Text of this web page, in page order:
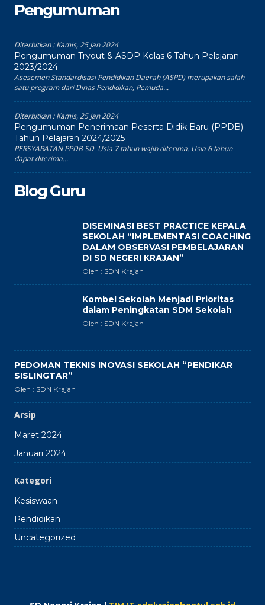
Pengumuman
Diterbitkan :Kamis, 25 Jan 2024
Pengumuman Tryout & ASDP Kelas 6 Tahun Pelajaran
2023/2024
Asesemen Standardisasi Pendidikan Daerah (ASPD) merupakan salah
satu program dari Dinas Pendidikan, Pemuda...
Diterbitkan :Kamis, 25 Jan 2024
Pengumuman Penerimaan Peserta Didik Baru (PPDB)
Tahun Pelajaran 2024/2025
PERSYARATAN PPDB SD Usia 7 tahun wajib diterima. Usia 6 tahun
dapat diterima...
Blog Guru
DISEMINASI BEST PRACTICE KEPALA
SEKOLAH “IMPLEMENTASI COACHING
DALAM OBSERVASI PEMBELAJARAN
DI SD NEGERI KRAJAN”
Oleh : SDN Krajan
Kombel Sekolah Menjadi Prioritas
dalam Peningkatan SDM Sekolah
Oleh : SDN Krajan
PEDOMAN TEKNIS INOVASI SEKOLAH “PENDIKAR
SISLINGTAR”
Oleh : SDN Krajan
Arsip
Maret 2024
Januari 2024
Kategori
Kesiswaan
Pendidikan
Uncategorized